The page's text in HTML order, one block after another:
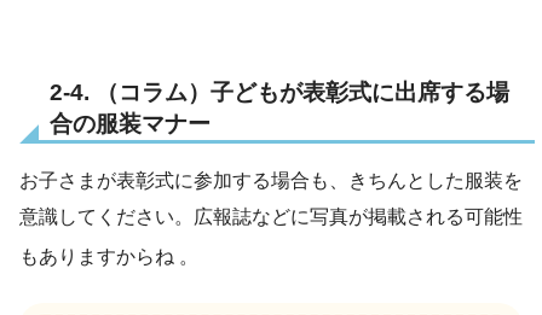
2-4. （コラム）子どもが表彰式に出席する場
合の服装マナー
お子さまが表彰式に参加する場合も、きちんとした服装を
意識してください。広報誌などに写真が掲載される可能性
もありますからね 。